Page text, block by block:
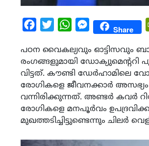
Facebook
Twitter WhatsAppMessengerShare
പഠന വൈകല്യവും ഓട്ടിസവും
രംഗങ്ങളുമായി
വിട്ടത്. കൗണ്ടി
രോഗികളെ ജീവനക്കാര്‍
വന്നിരിക്കുന്നത്. അണ്ടര്‍ കവര്‍
രോഗികളെ മനപൂര്‍വം
മുഖത്തടിച്ചിട്ടുണ്ടെന്നും ചിലര്‍